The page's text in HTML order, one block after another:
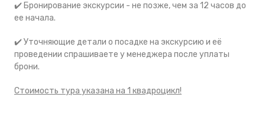
✔️ Бронирование экскурсии - не позже, чем за 12 часов до
ее начала.
✔️ Уточняющие детали о посадке на экскурсию и её
проведении спрашиваете у менеджера после уплаты
брони.
Стоимость тура указана на 1 квадроцикл!